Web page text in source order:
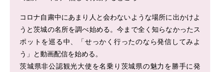
コロナ自粛中にあまり人と会わないような場所に出かけよ
うと茨城の名所を調べ始める。今まで全く知らなかったス
ポットを巡る中、「せっかく行ったのなら発信してみよ
う」と動画配信を始める。
茨城県非公認観光大使を名乗り茨城県の魅力を勝手に発